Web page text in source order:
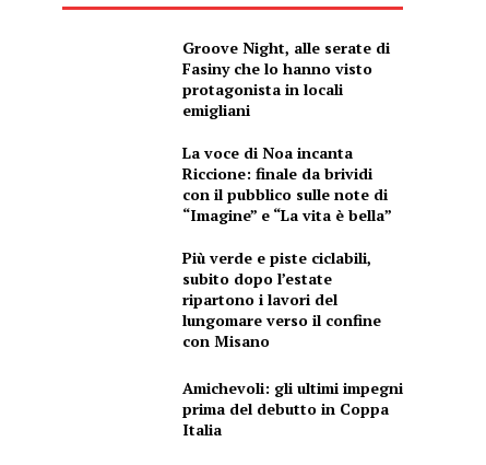
Groove Night, alle serate di
Fasiny che lo hanno visto
protagonista in locali
emigliani
La voce di Noa incanta
Riccione: finale da brividi
con il pubblico sulle note di
“Imagine” e “La vita è bella”
Più verde e piste ciclabili,
subito dopo l’estate
ripartono i lavori del
lungomare verso il confine
con Misano
Amichevoli: gli ultimi impegni
prima del debutto in Coppa
Italia